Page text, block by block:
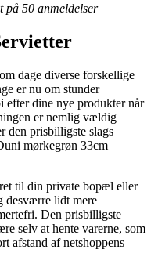
på 50 anmeldelser
dage diverse forskellige
er nu om stunder
efter dine nye produkter når
er nemlig vældig
den prisbilligste slags
mørkegrøn 33cm
til din private bopæl eller
desværre lidt mere
Den prisbilligste
selv at hente varerne, som
afstand af netshoppens